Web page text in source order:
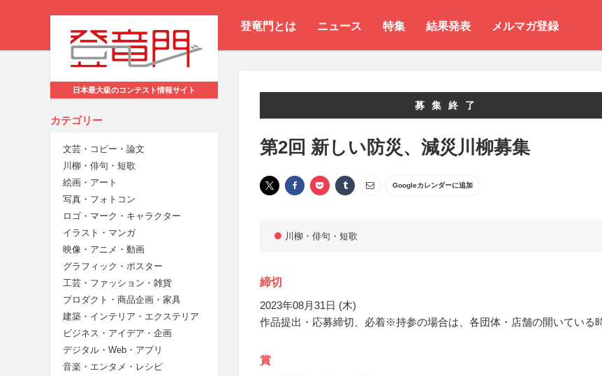
登竜門とは ニュース 特集 結果発表 メルマガ登録
日本最大級のコンテスト情報サイト
カテゴリー
文芸・コピー・論文
川柳・俳句・短歌
絵画・アート
写真・フォトコン
ロゴ・マーク・キャラクター
イラスト・マンガ
映像・アニメ・動画
グラフィック・ポスター
工芸・ファッション・雑貨
プロダクト・商品企画・家具
建築・インテリア・エクステリア
ビジネス・アイデア・企画
デジタル・Web・アプリ
音楽・エンタメ・レシピ
募集終了
第2回 新しい防災、減災川柳募集
Googleカレンダーに追加
川柳・俳句・短歌
締切
2023年08月31日 (木)
作品提出・応募締切、必着※持参の場合は、各団体・店舗の開いている
賞